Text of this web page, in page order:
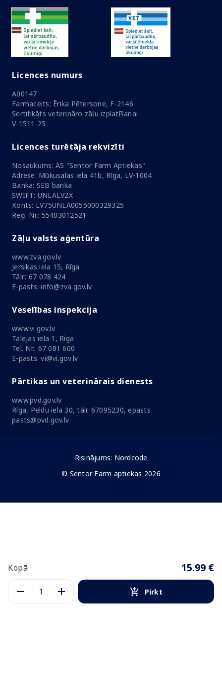
Kopā 15.99 €
Pirkt
Licences numurs
A00147
Farmaceits: Ērika Pētersone, F-2146
Sertifikāts veterināro zāļu izplatīšanai
V-1511-25
Licences turētāja rekvizīti
Nosaukums: AS "Sentor Farm Aptiekas"
Adrese: Mūkusalas iela 41b, Rīga, LV-1004
Banka: SEB banka
SWIFT: UNLALV2X
Konts: LV75UNLA0055000329325
Reģ. Nr.: 55403012521
Zāļu valsts aģentūra
www.zva.gov.lv
Jersikas iela 15, Rīga
Tālr.: 67 078 424
E-pasts: info@zva.gov.lv
Veselības inspekcija
www.vi.gov.lv
Talejas iela 1, Riga
Tel. Nr.: 67 081 600
E-pasts: vi@vi.gov.lv
Pārtikas un veterinārais dienests
www.pvd.gov.lv
Rīga, Peldu iela 30, tālr. 67095230, epasts
pasts@pvd.gov.lv
Risinājums: Nordcode
© Sentor Farm aptiekas 2026